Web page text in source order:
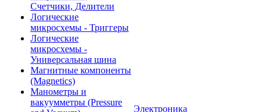
Счетчики, Делители
Логические
микросхемы - Триггеры
Логические
микросхемы -
Универсальная шина
Магнитные компоненты
(Magnetics)
Манометры и
вакуумметры (Pressure
Электроника